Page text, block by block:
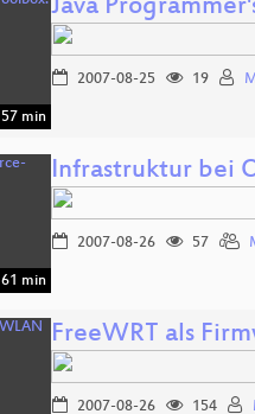
57 min
Java
2007-08-25 19
61 min
Infrastruktur bei
2007-08-26 57
FreeWRT als
2007-08-26 154